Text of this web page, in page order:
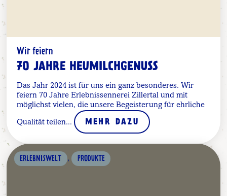
Wir feiern
70 JAHRE HEUMILCHGENUSS
Das Jahr 2024 ist für uns ein ganz besonderes. Wir
feiern 70 Jahre Erlebnissennerei Zillertal und mit
möglichst vielen, die unsere Begeisterung für ehrliche
Qualität teilen... MEHR DAZU
ERLEBNISWELT , PRODUKTE